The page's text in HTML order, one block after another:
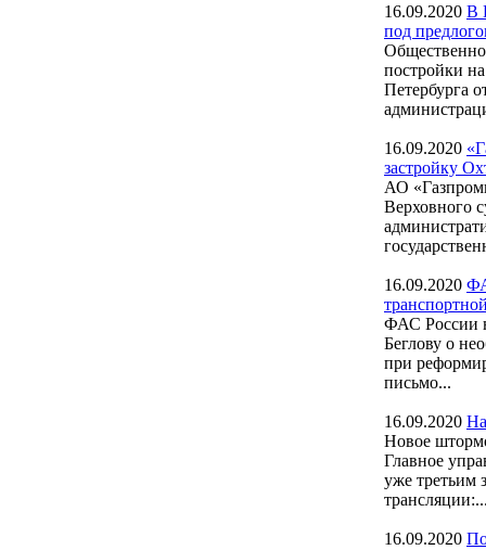
16.09.2020 В
под
постройки
Петербурга
16.09.2020
застройку
АО
Верховного
16.09.2020
ФАС России
Беглову о
при
письмо...
16.09.2020
Новое
Главное
уже третьим
16.09.2020